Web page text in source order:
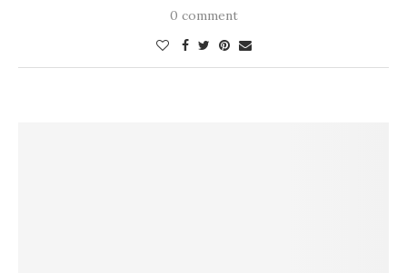
0 comment